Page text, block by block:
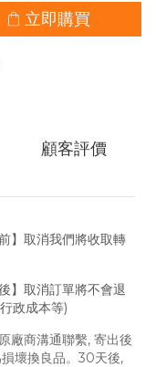
立即購買
顧客評價
】取消我們將收取轉
】取消訂單將不會退
政成本等)
廠商溝通聯繫, 寄出後
壞換良品。30天後,